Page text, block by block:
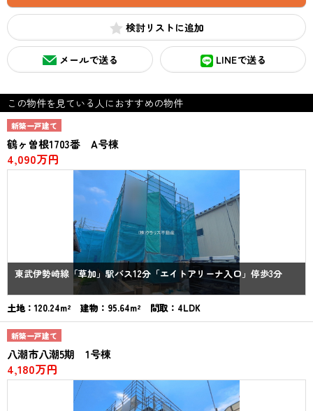
検討リスト
メールで送る LINEで送る
この物件を見ている人におすすめの物件
新築一戸建て
鶴ヶ曽根1703番 A号棟
4,090万円
東武伊勢崎線「草加」駅バス12分「エイトアリーナ入口」停歩3分
土地：120.24m² 建物：95.64m² 間取：4LDK
新築一戸建て
八潮市八潮5期 1号棟
4,180万円